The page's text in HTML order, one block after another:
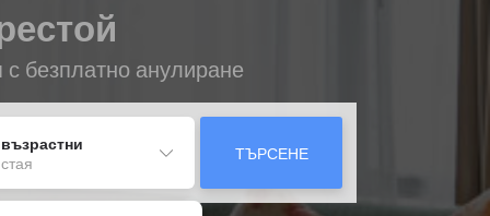
безплатно анулиране
ТЪРСЕНЕ